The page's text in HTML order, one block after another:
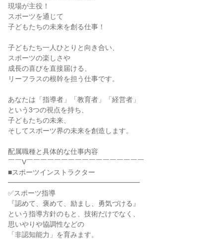
現場が主役！
スポーツを通じて
子どもたちの未来を創る仕事！
子どもたち一人ひとりと向き合い、
スポーツの楽しさや
成長の喜びを直接届ける、
リーフラスの根幹を担う仕事です。
あなたは「指導者」「教育者」「経営者」
という3つの視点を持ち、
子どもたちの未来、
そしてスポーツ界の未来を創造します。
配属職種と具体的な仕事内容
￣￣V￣￣￣￣￣￣￣￣￣￣￣￣￣￣￣￣￣
■スポーツインストラクター
━━━━━━━━━━━━━━━━━━━
✅スポーツ指導
『認めて、褒めて、励まし、勇気づける』
という指導方針のもと、技術だけでなく、
思いやりや協調性などの
「非認知能力」を育みます。